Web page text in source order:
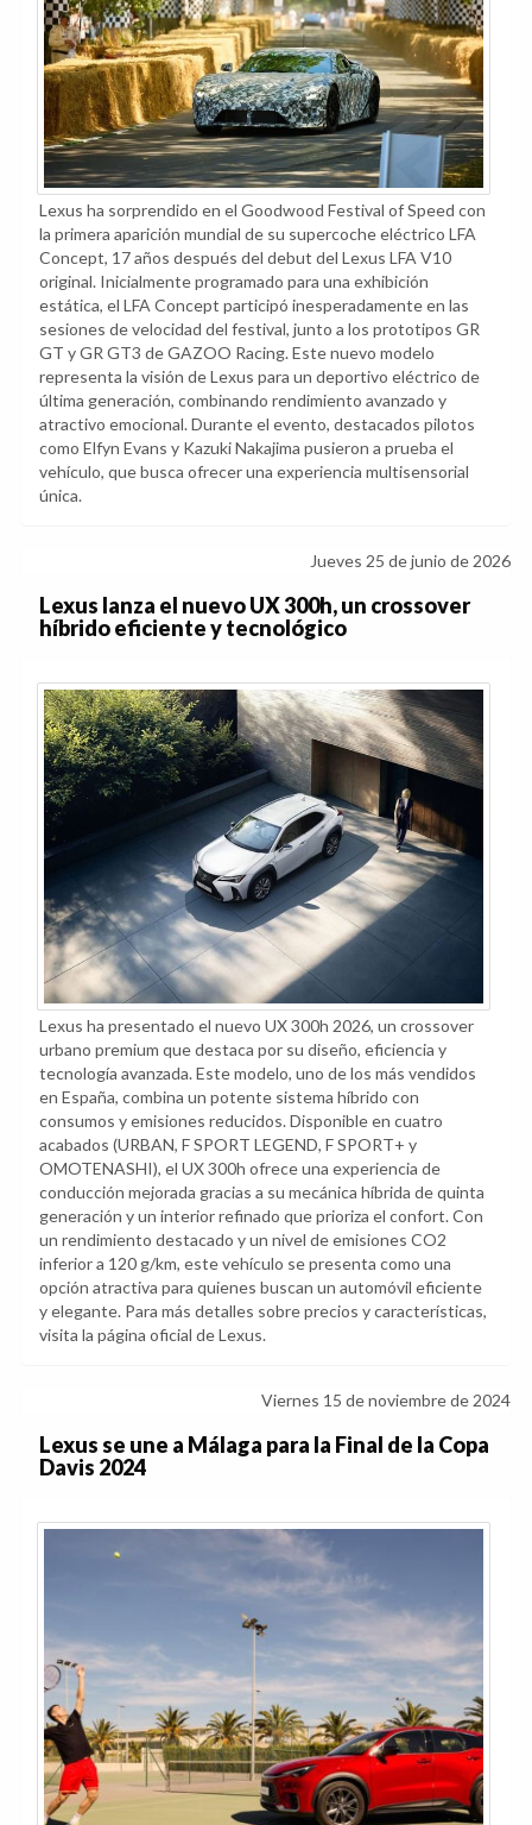
Lexus ha sorprendido en el Goodwood Festival of Speed con
la primera aparición mundial de su supercoche eléctrico LFA
Concept, 17 años después del debut del Lexus LFA V10
original. Inicialmente programado para una exhibición
estática, el LFA Concept participó inesperadamente en las
sesiones de velocidad del festival, junto a los prototipos GR
GT y GR GT3 de GAZOO Racing. Este nuevo modelo
representa la visión de Lexus para un deportivo eléctrico de
última generación, combinando rendimiento avanzado y
atractivo emocional. Durante el evento, destacados pilotos
como Elfyn Evans y Kazuki Nakajima pusieron a prueba el
vehículo, que busca ofrecer una experiencia multisensorial
única.
Jueves 25 de junio de 2026
Lexus lanza el nuevo UX 300h, un crossover
híbrido eficiente y tecnológico
Lexus ha presentado el nuevo UX 300h 2026, un crossover
urbano premium que destaca por su diseño, eficiencia y
tecnología avanzada. Este modelo, uno de los más vendidos
en España, combina un potente sistema híbrido con
consumos y emisiones reducidos. Disponible en cuatro
acabados (URBAN, F SPORT LEGEND, F SPORT+ y
OMOTENASHI), el UX 300h ofrece una experiencia de
conducción mejorada gracias a su mecánica híbrida de quinta
generación y un interior refinado que prioriza el confort. Con
un rendimiento destacado y un nivel de emisiones CO2
inferior a 120 g/km, este vehículo se presenta como una
opción atractiva para quienes buscan un automóvil eficiente
y elegante. Para más detalles sobre precios y características,
visita la página oficial de Lexus.
Viernes 15 de noviembre de 2024
Lexus se une a Málaga para la Final de la Copa
Davis 2024